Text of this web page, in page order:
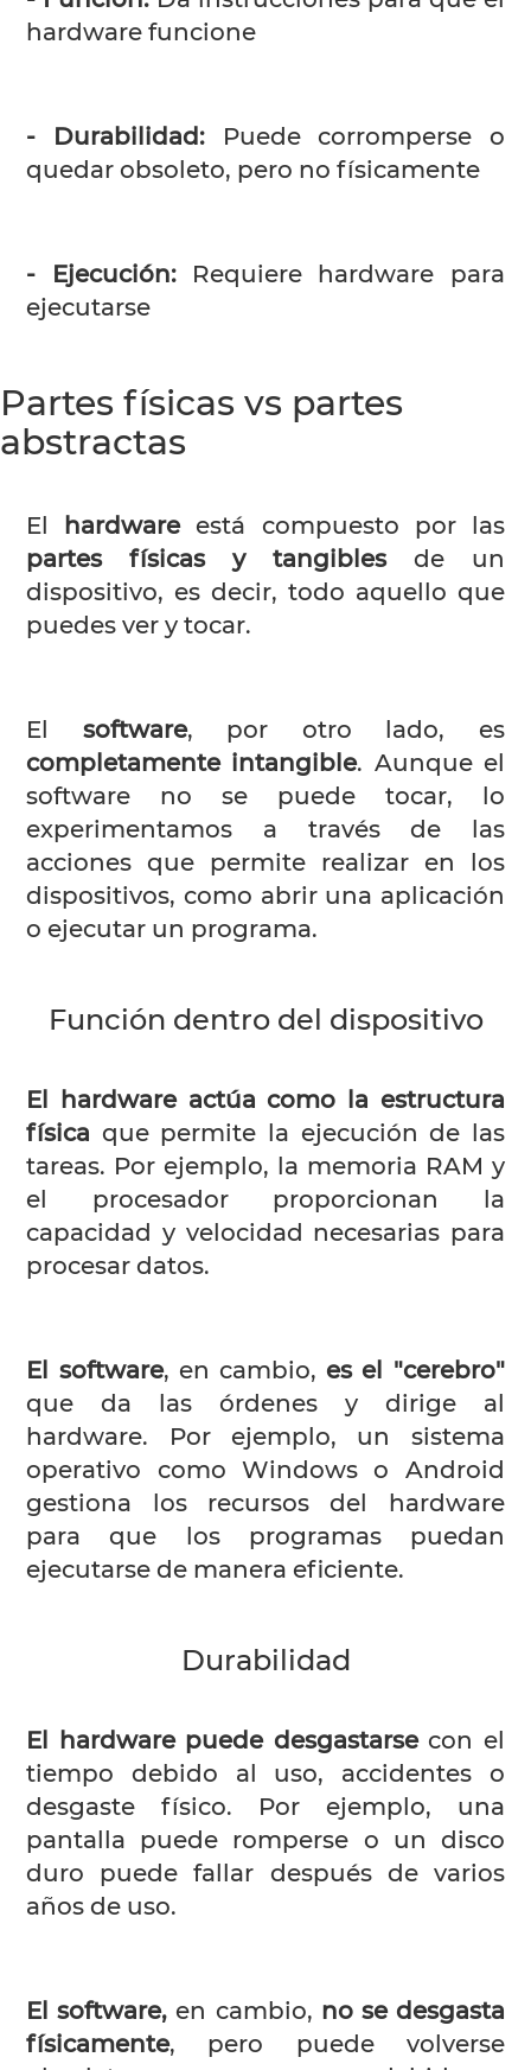
hardware funcione
- Durabilidad:Puede corromperse o
quedar obsoleto, pero no físicamente
- Ejecución:Requiere hardware para
ejecutarse
Partes físicas vs partes
abstractas
El hardwareestá compuesto por las
partes físicas y tangiblesde un
dispositivo, es decir, todo aquello que
puedes ver y tocar.
El software, por otro lado, es
completamente intangible. Aunque el
software no se puede tocar, lo
experimentamos a través de las
acciones que permite realizar en los
dispositivos, como abrir una aplicación
o ejecutar un programa.
Función dentro del dispositivo
El hardware actúa como la estructura
física que permite la ejecución de las
tareas. Por ejemplo, la memoria RAM y
el procesador proporcionan la
capacidad y velocidad necesarias para
procesar datos.
El software, en cambio, es el "cerebro"
que da las órdenes y dirige al
hardware. Por ejemplo, un sistema
operativo como Windows o Android
gestiona los recursos del hardware
para que los programas puedan
ejecutarse de manera eficiente.
Durabilidad
El hardware puede desgastarsecon el
tiempo debido al uso, accidentes o
desgaste físico. Por ejemplo, una
pantalla puede romperse o un disco
duro puede fallar después de varios
años de uso.
El software,en cambio, no se desgasta
físicamente, pero puede volverse